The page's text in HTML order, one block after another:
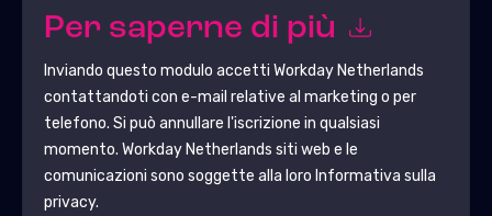
Per saperne di più
Inviando questo modulo accetti Workday Netherlands
contattandoti con e-mail relative al marketing o per
telefono. Si può annullare l'iscrizione in qualsiasi
momento. Workday Netherlands siti web e le
comunicazioni sono soggette alla loro Informativa sulla
privacy.